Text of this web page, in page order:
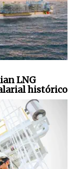
LNG
histórico